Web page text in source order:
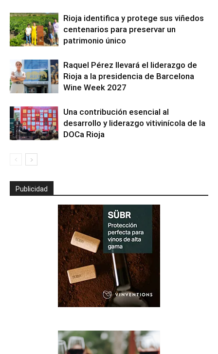
Rioja identifica y protege sus viñedos
centenarios para preservar un
patrimonio único
Raquel Pérez llevará el liderazgo de
Rioja a la presidencia de Barcelona
Wine Week 2027
Una contribución esencial al
desarrollo y liderazgo vitivinícola de la
DOCa Rioja
Publicidad